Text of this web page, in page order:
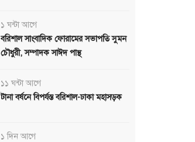
১ ঘন্টা আগে
বরিশাল সাংবাদিক ফোরামের সভাপতি সুমন
চৌধুরী, সম্পাদক সাঈদ পান্থ
১১ ঘন্টা আগে
টানা বর্ষনে বিপর্যস্ত বরিশাল-ঢাকা মহাসড়ক
১ দিন আগে